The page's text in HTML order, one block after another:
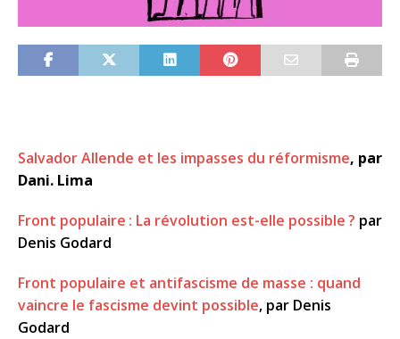
Salvador Allende et les impasses du réformisme, par
Dani. Lima
Front populaire : La révolution est-elle possible ? par
Denis Godard
Front populaire et antifascisme de masse : quand
vaincre le fascisme devint possible, par Denis
Godard